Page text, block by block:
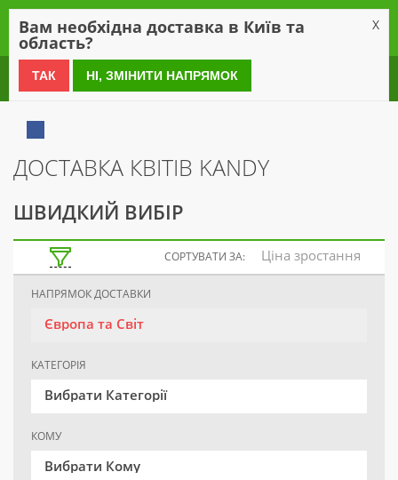
0 800 21 54 55
ДОСТАВКА КВІТІВ KANDY
ШВИДКИЙ ВИБІР
СОРТУВАТИ ЗА: Ціна зростання
НАПРЯМОК ДОСТАВКИ
Європа та Світ
КАТЕГОРІЯ
Вибрати Категорії
КОМУ
Вибрати Кому
Вам необхідна доставка в Київ та
область?
X
ТАК НІ, ЗМІНИТИ НАПРЯМОК